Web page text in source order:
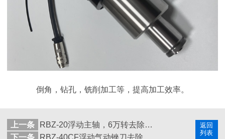
倒角，钻孔，铣削加工等，提高加工效率。
返回
列表
上一条
RBZ-20浮动主轴，6万转去除砂芯合模线塑料披风
下一条